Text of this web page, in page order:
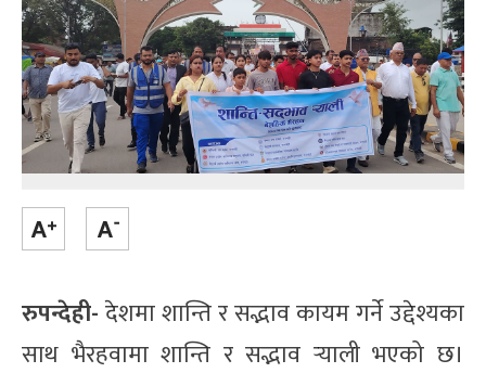
रुपन्देही-देशमा शान्ति र सद्भाव कायम गर्ने उद्देश्यका
साथ भैरहवामा शान्ति र सद्भाव र्‍याली भएको छ।